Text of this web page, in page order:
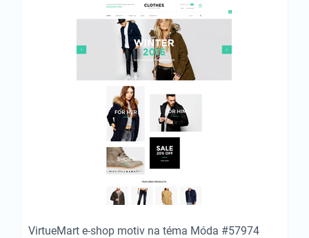
VirtueMart e-shop motiv na téma Móda #57974